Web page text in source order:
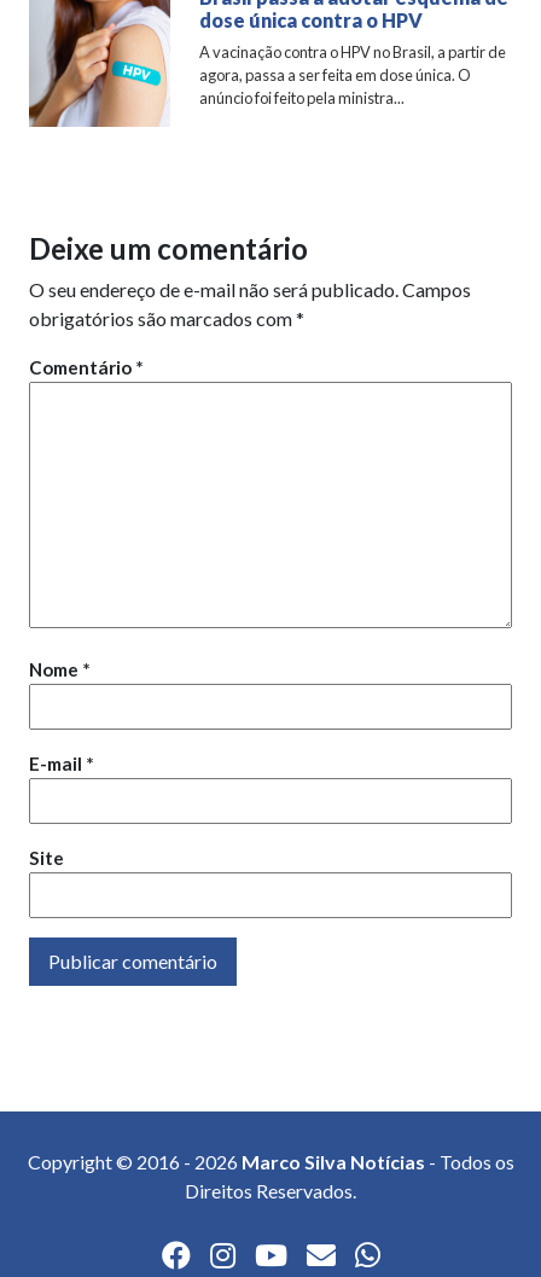
dose única contra o HPV
A vacinação contra o HPV no Brasil, a partir de
agora, passa a ser feita em dose única. O
anúncio foi feito pela ministra...
Deixe um comentário
O seu endereço de e-mail não será publicado.Campos
obrigatórios são marcados com*
Comentário *
Nome *
E-mail *
Site
Copyright © 2016 - 2026 Marco Silva Notícias - Todos os
Direitos Reservados.